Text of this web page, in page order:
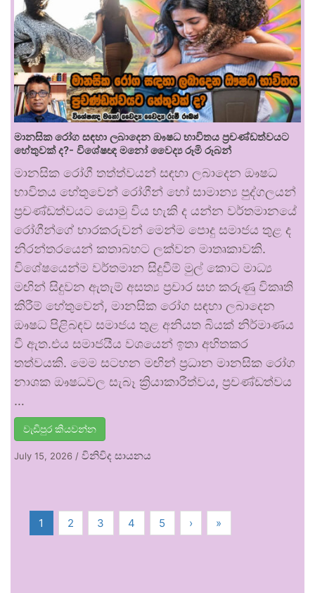
මානසික රෝග සඳහා ලබාදෙන ඖෂධ භාවිතය ප්‍රචණ්ඩත්වයට
හේතුවක් ද?- විශේෂඥ මනෝ වෛද්‍ය රූමි රූබන්
මානසික රෝගී තත්ත්වයන් සඳහා ලබාදෙන ඖෂධ
භාවිතය හේතුවෙන් රෝගීන් හෝ සාමාන්‍ය පුද්ගලයන්
ප්‍රචණ්ඩත්වයට යොමු විය හැකි ද යන්න වර්තමානයේ
රෝගීන්ගේ භාරකරුවන් මෙන්ම පොදු සමාජය තුළ ද
නිරන්තරයෙන් කතාබහට ලක්වන මාතෘකාවකි.
විශේෂයෙන්ම වර්තමාන සිදුවීම් මුල් කොට මාධ්‍ය
මඟින් සිදුවන ඇතැම් අසත්‍ය ප්‍රචාර සහ කරුණු විකෘති
කිරීම් හේතුවෙන්, මානසික රෝග සඳහා ලබාදෙන
ඖෂධ පිළිබඳව සමාජය තුළ අනියත බියක් නිර්මාණය
වී ඇත.එය සමාජයීය වශයෙන් ඉතා අහිතකර
තත්වයකි. මෙම සටහන මඟින් ප්‍රධාන මානසික රෝග
නාශක ඖෂධවල සැබෑ ක්‍රියාකාරීත්වය, ප්‍රචණ්ඩත්වය
…
වැඩිපුර කියවන්න
July 15, 2026 / විනිවිද සායනය
1 2 3 4 5 › »